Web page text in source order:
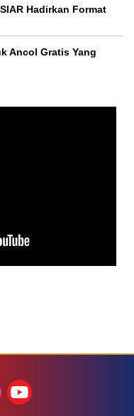
Hadirkan Format
Ancol Gratis Yang